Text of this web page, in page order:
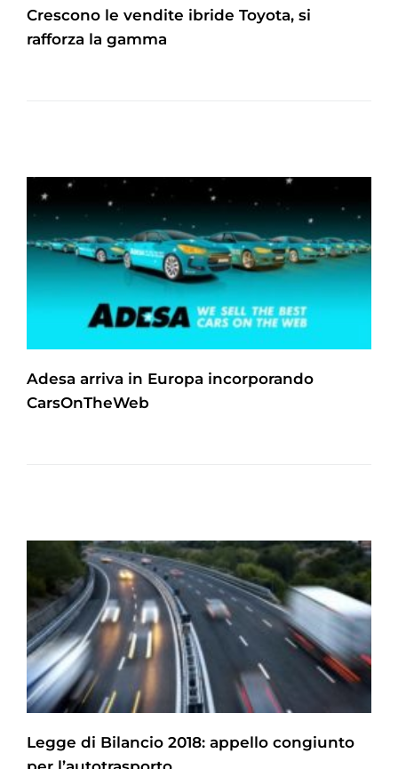
Crescono le vendite ibride Toyota, si
rafforza la gamma
Adesa arriva in Europa incorporando
CarsOnTheWeb
Legge di Bilancio 2018: appello congiunto